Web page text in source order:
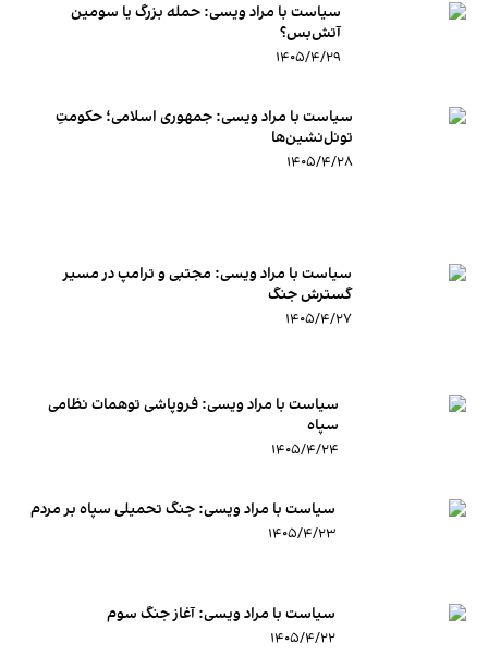
سیاست با مراد ویسی: حمله بزرگ یا سومین
آتش‌بس؟
۱۴۰۵/۴/۲۹
سیاست با مراد ویسی: جمهوری اسلامی؛ حکومتِ
تونل‌نشین‌ها
۱۴۰۵/۴/۲۸
سیاست با مراد ویسی: مجتبی و ترامپ در مسیر
گسترش جنگ
۱۴۰۵/۴/۲۷
سیاست با مراد ویسی: فروپاشی توهمات نظامی
سپاه
۱۴۰۵/۴/۲۴
سیاست با مراد ویسی: جنگ تحمیلی سپاه بر مردم
۱۴۰۵/۴/۲۳
سیاست با مراد ویسی: آغاز جنگ سوم
۱۴۰۵/۴/۲۲